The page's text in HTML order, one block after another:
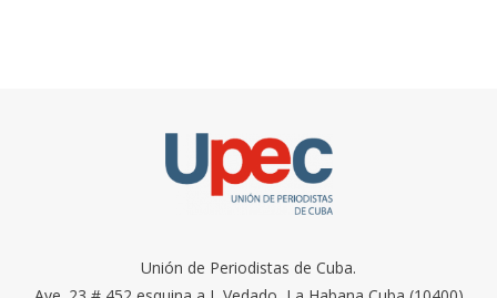
Unión de Periodistas de Cuba.